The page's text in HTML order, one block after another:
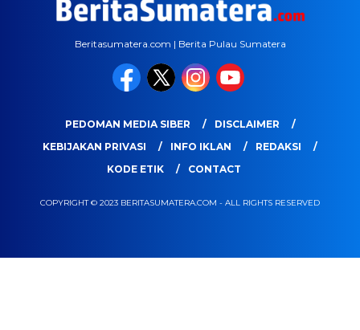
Beritasumatera.com | Berita Pulau Sumatera
PEDOMAN MEDIA SIBER
DISCLAIMER
KEBIJAKAN PRIVASI
INFO IKLAN
REDAKSI
KODE ETIK
CONTACT
COPYRIGHT © 2023 BERITASUMATERA.COM - ALL RIGHTS RESERVED